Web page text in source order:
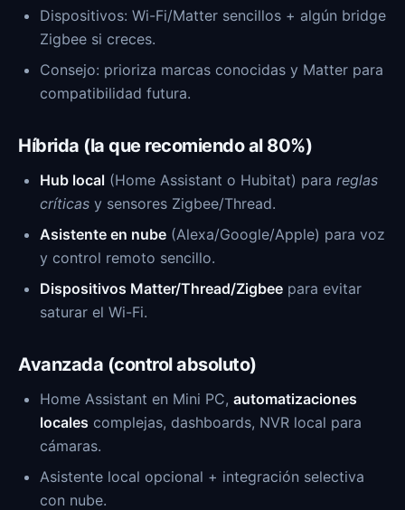
Dispositivos: Wi-Fi/Matter sencillos + algún bridge
Zigbee si creces.
Consejo: prioriza marcas conocidas y Matter para
compatibilidad futura.
Híbrida (la que recomiendo al 80%)
Hub local (Home Assistant o Hubitat) para reglas
críticas y sensores Zigbee/Thread.
Asistente en nube (Alexa/Google/Apple) para voz
y control remoto sencillo.
Dispositivos Matter/Thread/Zigbee para evitar
saturar el Wi-Fi.
Avanzada (control absoluto)
Home Assistant en Mini PC, automatizaciones
locales complejas, dashboards, NVR local para
cámaras.
Asistente local opcional + integración selectiva
con nube.